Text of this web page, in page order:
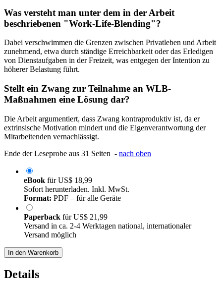
Was versteht man unter dem in der Arbeit
beschriebenen "Work-Life-Blending"?
Dabei verschwimmen die Grenzen zwischen Privatleben und Arbeit
zunehmend, etwa durch ständige Erreichbarkeit oder das Erledigen
von Dienstaufgaben in der Freizeit, was entgegen der Intention zu
höherer Belastung führt.
Stellt ein Zwang zur Teilnahme an WLB-
Maßnahmen eine Lösung dar?
Die Arbeit argumentiert, dass Zwang kontraproduktiv ist, da er
extrinsische Motivation mindert und die Eigenverantwortung der
Mitarbeitenden vernachlässigt.
Ende der Leseprobe aus 31 Seiten - nach oben
eBook fürUS$ 18,99
Sofort herunterladen. Inkl. MwSt.
Format: PDF – für alle Geräte
Paperback fürUS$ 21,99
Versand in ca. 2-4 Werktagen national, internationaler
Versand möglich
In den Warenkorb
Details